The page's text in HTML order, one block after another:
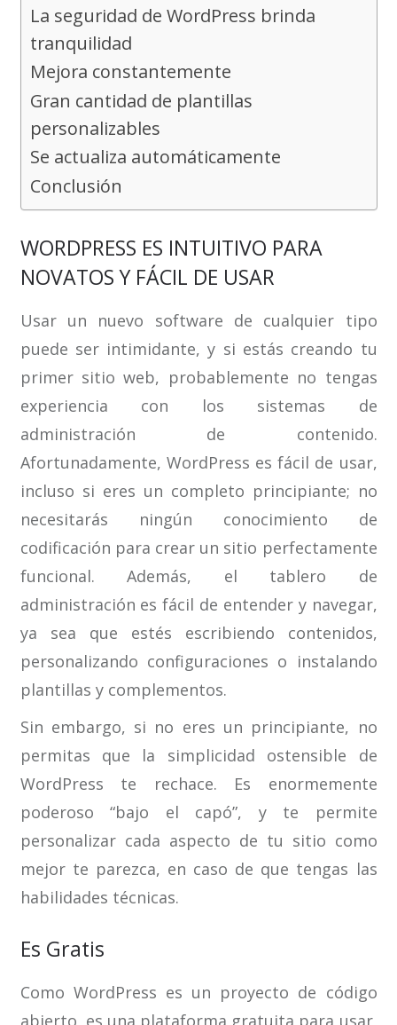
La seguridad de WordPress brinda
tranquilidad
Mejora constantemente
Gran cantidad de plantillas
personalizables
Se actualiza automáticamente
Conclusión
WORDPRESS ES INTUITIVO PARA
NOVATOS Y FÁCIL DE USAR
Usar un nuevo software de cualquier tipo
puede ser intimidante, y si estás creando tu
primer sitio web, probablemente no tengas
experiencia con los sistemas de
administración de contenido.
Afortunadamente, WordPress es fácil de usar,
incluso si eres un completo principiante; no
necesitarás ningún conocimiento de
codificación para crear un sitio perfectamente
funcional. Además, el tablero de
administración es fácil de entender y navegar,
ya sea que estés escribiendo contenidos,
personalizando configuraciones o instalando
plantillas y complementos.
Sin embargo, si no eres un principiante, no
permitas que la simplicidad ostensible de
WordPress te rechace. Es enormemente
poderoso “bajo el capó”, y te permite
personalizar cada aspecto de tu sitio como
mejor te parezca, en caso de que tengas las
habilidades técnicas.
Es Gratis
Como WordPress es un proyecto de código
abierto, es una plataforma gratuita para usar,